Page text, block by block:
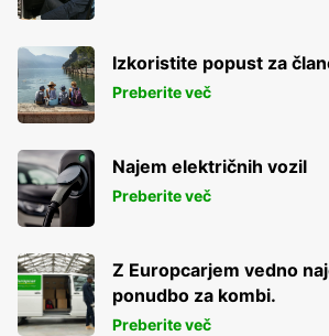
Izkoristite popust za
Preberite več
Najem električnih vozil
Preberite več
Z Europcarjem vedno
ponudbo za kombi.
Preberite več